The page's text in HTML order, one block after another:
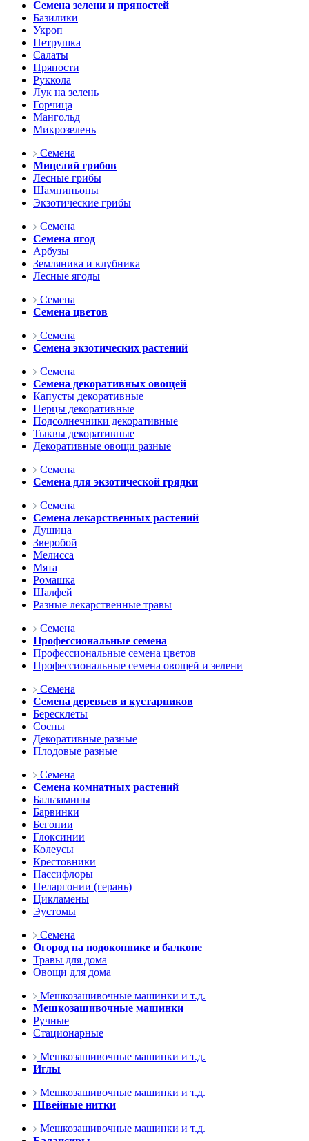
Семена зелени и пряностей
Базилики
Укроп
Петрушка
Салаты
Пряности
Руккола
Лук на зелень
Горчица
Мангольд
Микрозелень
Семена
Мицелий грибов
Лесные грибы
Шампиньоны
Экзотические грибы
Семена
Семена ягод
Арбузы
Земляника и клубника
Лесные ягоды
Семена
Семена цветов
Семена
Семена экзотических растений
Семена
Семена декоративных овощей
Капусты декоративные
Перцы декоративные
Подсолнечники декоративные
Тыквы декоративные
Декоративные овощи разные
Семена
Семена для экзотической грядки
Семена
Семена лекарственных растений
Душица
Зверобой
Мелисса
Мята
Ромашка
Шалфей
Разные лекарственные травы
Семена
Профессиональные семена
Профессиональные семена цветов
Профессиональные семена овощей и зелени
Семена
Семена деревьев и кустарников
Бересклеты
Сосны
Декоративные разные
Плодовые разные
Семена
Семена комнатных растений
Бальзамины
Барвинки
Бегонии
Глоксинии
Колеусы
Крестовники
Пассифлоры
Пеларгонии (герань)
Цикламены
Эустомы
Семена
Огород на подоконнике и балконе
Травы для дома
Овощи для дома
Мешкозашивочные машинки и т.д.
Мешкозашивочные машинки
Ручные
Стационарные
Мешкозашивочные машинки и т.д.
Иглы
Мешкозашивочные машинки и т.д.
Швейные нитки
Мешкозашивочные машинки и т.д.